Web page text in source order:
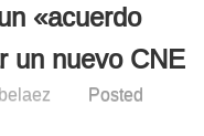
«acuerdo
un nuevo CNE
Posted